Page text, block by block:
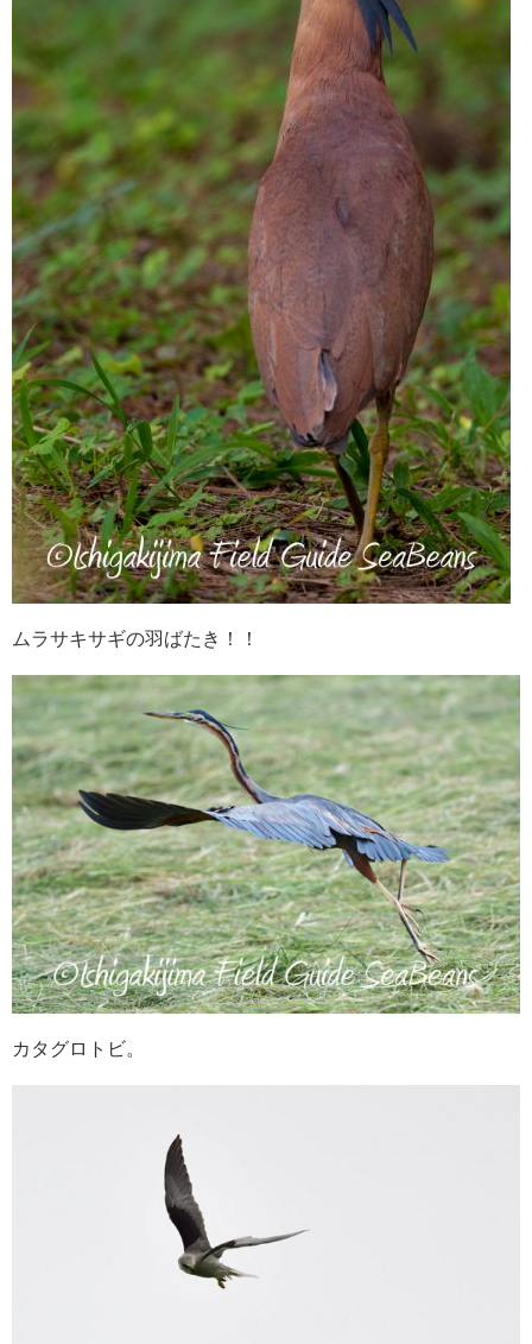
ムラサキサギの羽ばたき！！
カタグロトビ。